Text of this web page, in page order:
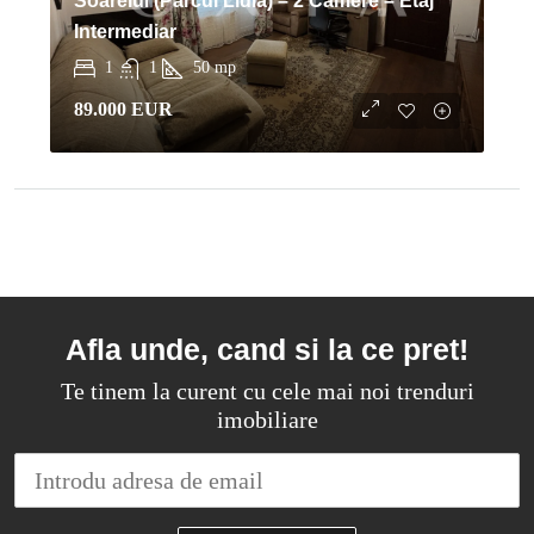
Intermediar
1 1 50 mp
89.000 EUR
Afla unde, cand si la ce pret!
Te tinem la curent cu cele mai noi trenduri
imobiliare